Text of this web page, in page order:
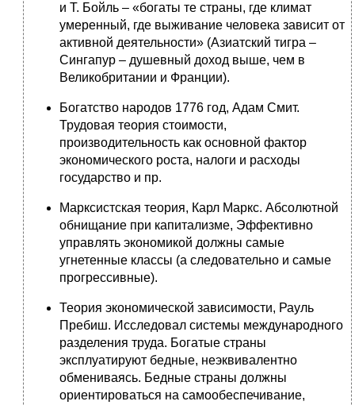
и Т. Бойль – «богаты те страны, где климат
умеренный, где выживание человека зависит от
активной деятельности» (Азиатский тигра –
Сингапур – душевный доход выше, чем в
Великобритании и Франции).
Богатство народов 1776 год, Адам Смит.
Трудовая теория стоимости,
производительность как основной фактор
экономического роста, налоги и расходы
государство и пр.
Марксистская теория, Карл Маркс. Абсолютной
обнищание при капитализме, Эффективно
управлять экономикой должны самые
угнетенные классы (а следовательно и самые
прогрессивные).
Теория экономической зависимости, Рауль
Пребиш. Исследовал системы международного
разделения труда. Богатые страны
эксплуатируют бедные, неэквивалентно
обмениваясь. Бедные страны должны
ориентироваться на самообеспечивание,